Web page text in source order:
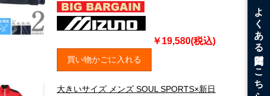
￥19,580(税込)
買い物かごに入れる
大きいサイズ メンズ SOUL SPORTS×新日